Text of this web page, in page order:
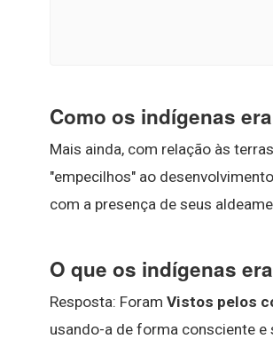
Como os indígenas
Mais ainda, com relação às
"empecilhos" ao
com a presença de seus
O que os indígenas
Resposta: Foram Vistos pelos
usando-a de forma consciente